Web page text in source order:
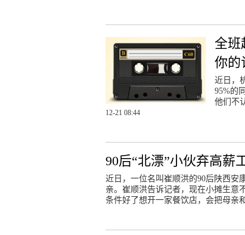
全班
你的
近日，
95%的
他们不
12-21 08:44
90后“北漂”小伙弃高薪
近日，一位名叫崔顺洪的90后陕西安
亲。崔顺洪告诉记者，现在小摊生意
条件好了想开一家餐饮店，会把母亲